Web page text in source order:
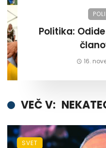
Politika: Odide jih 30 pride 600
16.
VEČ V:
SVET